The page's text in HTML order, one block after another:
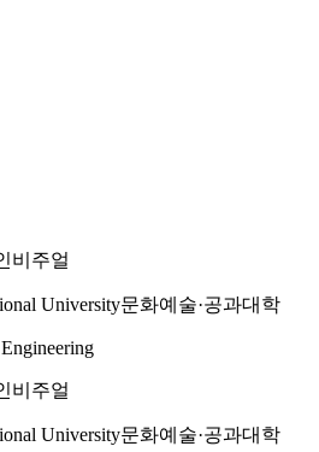
University문화예술·공과대학
University문화예술·공과대학